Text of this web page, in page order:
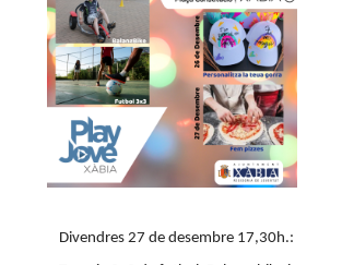
Divendres 27 de desembre 17,30h.: